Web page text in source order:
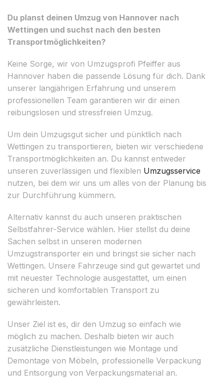
Du planst deinen Umzug von Hannover nach
Wettingen und suchst nach den besten
Transportmöglichkeiten?
Keine Sorge, wir von Umzugsprofi Pfeiffer aus
Hannover haben die passende Lösung für dich. Dank
unserer langjährigen Erfahrung und unserem
professionellen Team garantieren wir dir einen
reibungslosen und stressfreien Umzug.
Um dein Umzugsgut sicher und pünktlich nach
Wettingen zu transportieren, bieten wir verschiedene
Transportmöglichkeiten an. Du kannst entweder
unseren zuverlässigen und flexiblen Umzugsservice
nutzen, bei dem wir uns um alles von der Planung bis
zur Durchführung kümmern.
Alternativ kannst du auch unseren praktischen
Selbstfahrer-Service wählen. Hier stellst du deine
Sachen selbst in unseren modernen
Umzugstransporter ein und bringst sie sicher nach
Wettingen. Unsere Fahrzeuge sind gut gewartet und
mit neuester Technologie ausgestattet, um einen
sicheren und komfortablen Transport zu
gewährleisten.
Unser Ziel ist es, dir den Umzug so einfach wie
möglich zu machen. Deshalb bieten wir auch
zusätzliche Dienstleistungen wie Montage und
Demontage von Möbeln, professionelle Verpackung
und Entsorgung von Verpackungsmaterial an.